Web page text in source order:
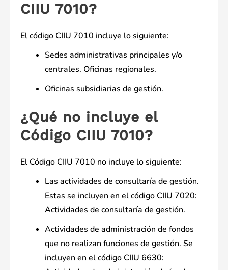
CIIU 7010?
El código CIIU 7010 incluye lo siguiente:
Sedes administrativas principales y/o
centrales. Oficinas regionales.
Oficinas subsidiarias de gestión.
¿Qué no incluye el
Código CIIU 7010?
El Código CIIU 7010 no incluye lo siguiente:
Las actividades de consultaría de gestión.
Estas se incluyen en el código CIIU 7020:
Actividades de consultaría de gestión.
Actividades de administración de fondos
que no realizan funciones de gestión. Se
incluyen en el código CIIU 6630: